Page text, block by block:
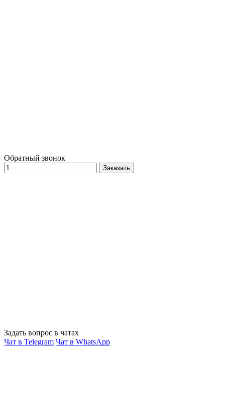
Обратный звонок
Заказать
Задать вопрос в чатах
Чат в Telegram Чат в WhatsApp